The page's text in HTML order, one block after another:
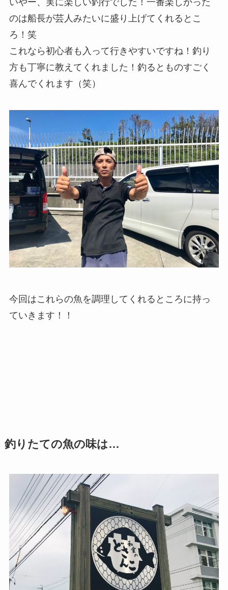
いやー、実に楽しい釣行でした！一番楽しかった
のは船長が芸人みたいに盛り上げてくれるとこ
ろ！笑
これなら初心者も入って行きやすいですね！釣り
方も丁寧に教えてくれました！釣るとものすごく
喜んでくれます（笑）
今回はこれらの魚を調理してくれるところに持っ
ていきます！！
釣りたての魚の味は…